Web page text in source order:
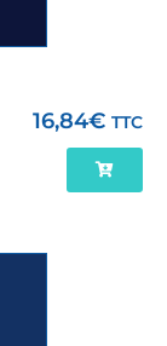
16,84€ TTC